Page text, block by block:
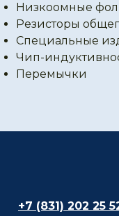
Низкоомные
Резисторы
Специальные
Чип-
Перемычки
+7 (831) 202 25